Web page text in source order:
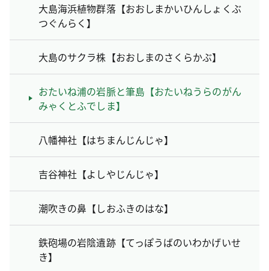
大島海浜植物群落【おおしまかいひんしょくぶ
つぐんらく】
大島のサクラ株【おおしまのさくらかぶ】
おたいね浦の岩脈と筆島【おたいねうらのがん
みゃくとふでしま】
八幡神社【はちまんじんじゃ】
吉谷神社【よしやじんじゃ】
潮吹きの鼻【しおふきのはな】
鉄砲場の岩陰遺跡【てっぽうばのいわかげいせ
き】